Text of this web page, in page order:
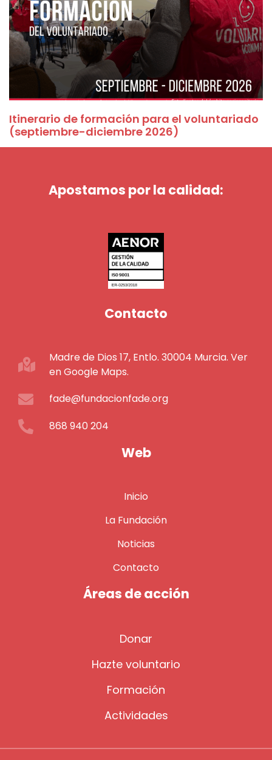
Itinerario de formación para el voluntariado
(septiembre-diciembre 2026)
Apostamos por la calidad:
Contacto
Madre de Dios 17, Entlo. 30004 Murcia. Ver
en Google Maps.
fade@fundacionfade.org
868 940 204
Web
Inicio
La Fundación
Noticias
Contacto
Áreas de acción
Donar
Hazte voluntario
Formación
Actividades